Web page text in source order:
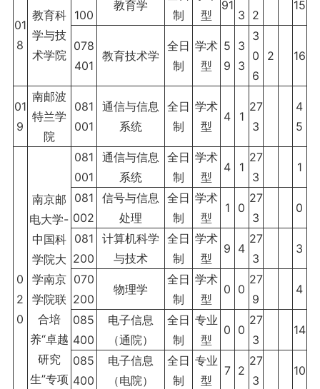
01
8
教育科
学与技
术学院
100
教育学
制
型
91
3 2
15
078
401
教育技术学
全日
制
学术
型
5
9
3
3
3
0
6
2 16
01
9
南邮波
特兰学
院
081
001
通信与信息
系统
全日
制
学术
型
4 1
27
3
4
5
0
2
0
南京邮
电大学-
中国科
学院大
学南京
学院联
合培
养“卓越
研究
生”专项
081
001
通信与信息
系统
全日
制
学术
型
4 1
27
3
1
081
002
信号与信息
处理
全日
制
学术
型
1 0
27
3
0
081
200
计算机科学
与技术
全日
制
学术
型
9 4
27
3
3
070
200
物理学
全日
制
学术
型
0 0
27
9
4
085
400
电子信息
（通院）
全日
制
专业
型
0 0
27
3
14
085
400
电子信息
（电院）
全日
制
专业
型
7 2
27
3
10